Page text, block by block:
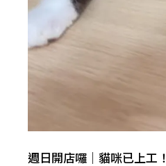
週日開店囉｜貓咪已上工！